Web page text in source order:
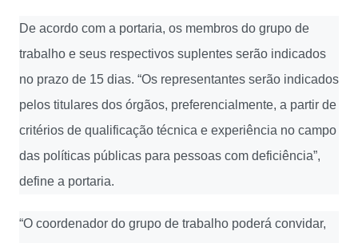
De acordo com a portaria, os membros do grupo de
trabalho e seus respectivos suplentes serão indicados
no prazo de 15 dias. “Os representantes serão indicados
pelos titulares dos órgãos, preferencialmente, a partir de
critérios de qualificação técnica e experiência no campo
das políticas públicas para pessoas com deficiência”,
define a portaria.
“O coordenador do grupo de trabalho poderá convidar,